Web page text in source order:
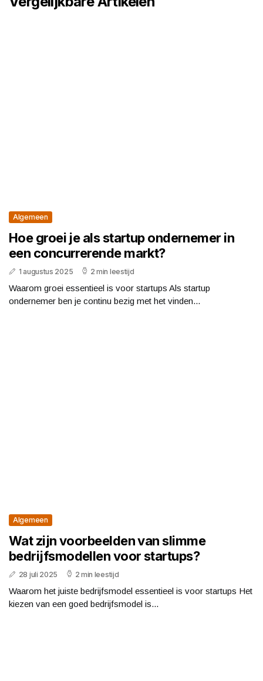
Algemeen
Hoe groei je als startup ondernemer in
een concurrerende markt?
1 augustus 2025 2 min leestijd
Waarom groei essentieel is voor startups Als startup
ondernemer ben je continu bezig met het vinden...
Algemeen
Wat zijn voorbeelden van slimme
bedrijfsmodellen voor startups?
28 juli 2025 2 min leestijd
Waarom het juiste bedrijfsmodel essentieel is voor startups Het
kiezen van een goed bedrijfsmodel is...